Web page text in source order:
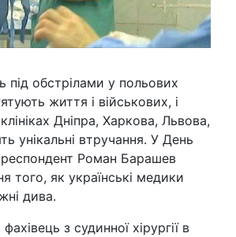
обстрілами у польових
життя і військових, і
Дніпра, Харкова, Львова,
унікальні втручання. У День
Роман Барашев
того, як українські медики
дива.
з судинної хірургії в